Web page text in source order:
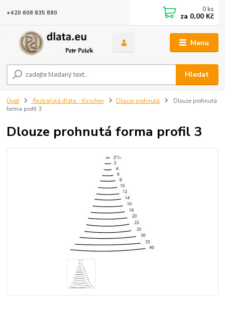
Menu
Hledat
+420 608 835 880 0 ks
za 0,00 Kč
Úvod Řezbářská dláta - Kirschen Dlouze prohnutá
Dlouze prohnutá
forma profil 3
Dlouze prohnutá forma profil 3